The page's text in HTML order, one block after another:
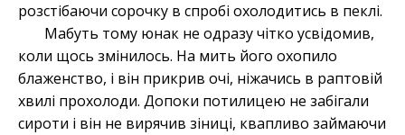
розстібаючи сорочку в спробі охолодитись в пеклі.
Мабуть тому юнак не одразу чітко усвідомив,
коли щось змінилось. На мить його охопило
блаженство, і він прикрив очі, ніжачись в раптовій
хвилі прохолоди. Допоки потилицею не забігали
сироти і він не вирячив зіниці, квапливо займаючи